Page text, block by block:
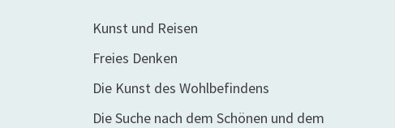
Kunst und Reisen
Freies Denken
Die Kunst des Wohlbefindens
Die Suche nach dem Schönen und dem